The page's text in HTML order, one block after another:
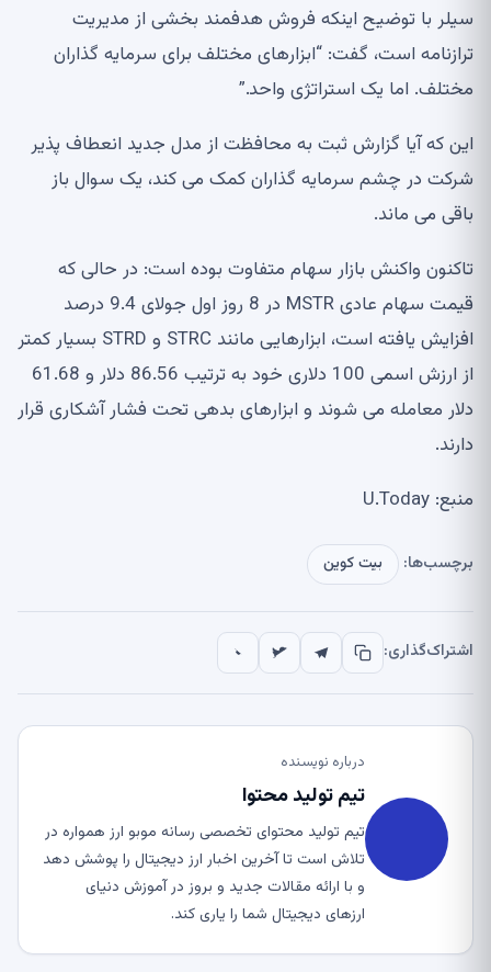
سیلر با توضیح اینکه فروش هدفمند بخشی از مدیریت
ترازنامه است، گفت: “ابزارهای مختلف برای سرمایه گذاران
مختلف. اما یک استراتژی واحد.”
این که آیا گزارش ثبت به محافظت از مدل جدید انعطاف پذیر
شرکت در چشم سرمایه گذاران کمک می کند، یک سوال باز
باقی می ماند.
تاکنون واکنش بازار سهام متفاوت بوده است: در حالی که
قیمت سهام عادی MSTR در 8 روز اول جولای 9.4 درصد
افزایش یافته است، ابزارهایی مانند STRC و STRD بسیار کمتر
از ارزش اسمی 100 دلاری خود به ترتیب 86.56 دلار و 61.68
دلار معامله می شوند و ابزارهای بدهی تحت فشار آشکاری قرار
دارند.
منبع: U.Today
برچسب‌ها: بیت کوین
اشتراک‌گذاری:
درباره نویسنده
تیم تولید محتوا
تیم تولید محتوای تخصصی رسانه موبو ارز همواره در
تلاش است تا آخرین اخبار ارز دیجیتال را پوشش دهد
و با ارائه مقالات جدید و بروز در آموزش دنیای
ارزهای دیجیتال شما را یاری کند.